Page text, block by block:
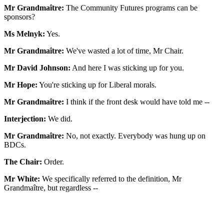
Mr Grandmaître: The Community Futures programs can be
sponsors?
Ms Melnyk: Yes.
Mr Grandmaître: We've wasted a lot of time, Mr Chair.
Mr David Johnson: And here I was sticking up for you.
Mr Hope: You're sticking up for Liberal morals.
Mr Grandmaître: I think if the front desk would have told me --
Interjection: We did.
Mr Grandmaître: No, not exactly. Everybody was hung up on
BDCs.
The Chair: Order.
Mr White: We specifically referred to the definition, Mr
Grandmaître, but regardless --